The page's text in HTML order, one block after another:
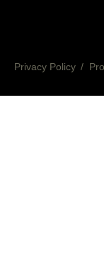
Privacy Policy